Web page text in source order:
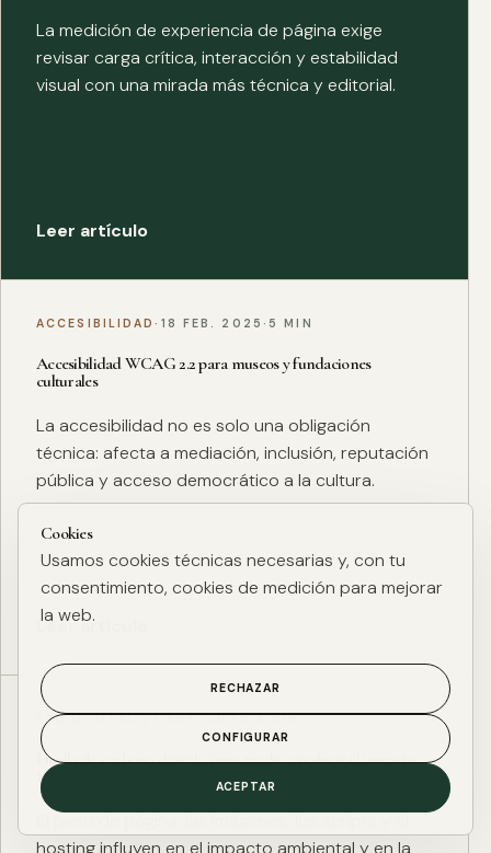
La medición de experiencia de página exige
revisar carga crítica, interacción y estabilidad
visual con una mirada más técnica y editorial.
Leer artículo
ACCESIBILIDAD · 18 FEB. 2025 · 5 MIN
Accesibilidad WCAG 2.2 para museos y fundaciones
culturales
La accesibilidad no es solo una obligación
técnica: afecta a mediación, inclusión, reputación
pública y acceso democrático a la cultura.
Leer artículo
ESG DIGITAL·27 ENE. 2025·4 MIN
Huella de carbono digital: cómo medir y reducir el impacto
ESG de una web
El peso de página, las imágenes, los scripts y el
hosting influyen en el impacto ambiental y en la
Cookies
Usamos cookies técnicas necesarias y, con tu
consentimiento, cookies de medición para mejorar
la web.
RECHAZAR
CONFIGURAR
ACEPTAR